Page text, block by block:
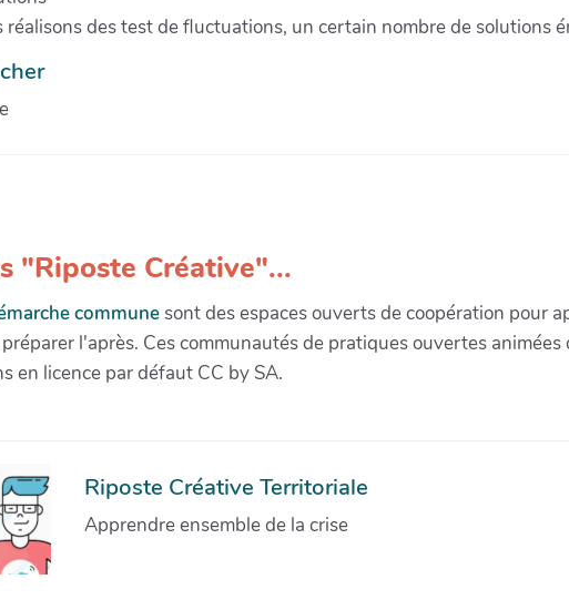
réalisons des test de fluctuations, un certain nombre de solutions